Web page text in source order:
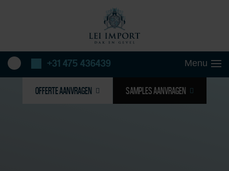
+31 475 436439
OFFERTE AANVRAGEN SAMPLES AANVRAGEN